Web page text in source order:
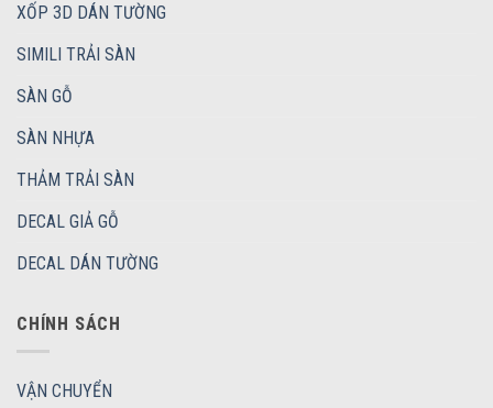
XỐP 3D DÁN TƯỜNG
SIMILI TRẢI SÀN
SÀN GỖ
SÀN NHỰA
THẢM TRẢI SÀN
DECAL GIẢ GỖ
DECAL DÁN TƯỜNG
CHÍNH SÁCH
VẬN CHUYỂN